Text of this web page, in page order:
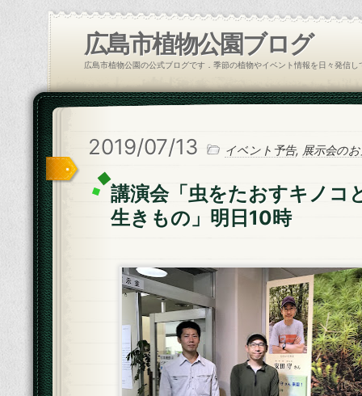
広島市植物公園ブログ
広島市植物公園の公式ブログです．季節の植物やイベント情報を日々発信し
2019/07/13 イベント予告, 展示会の
講演会「虫をたおすキノコ
生きもの」明日10時